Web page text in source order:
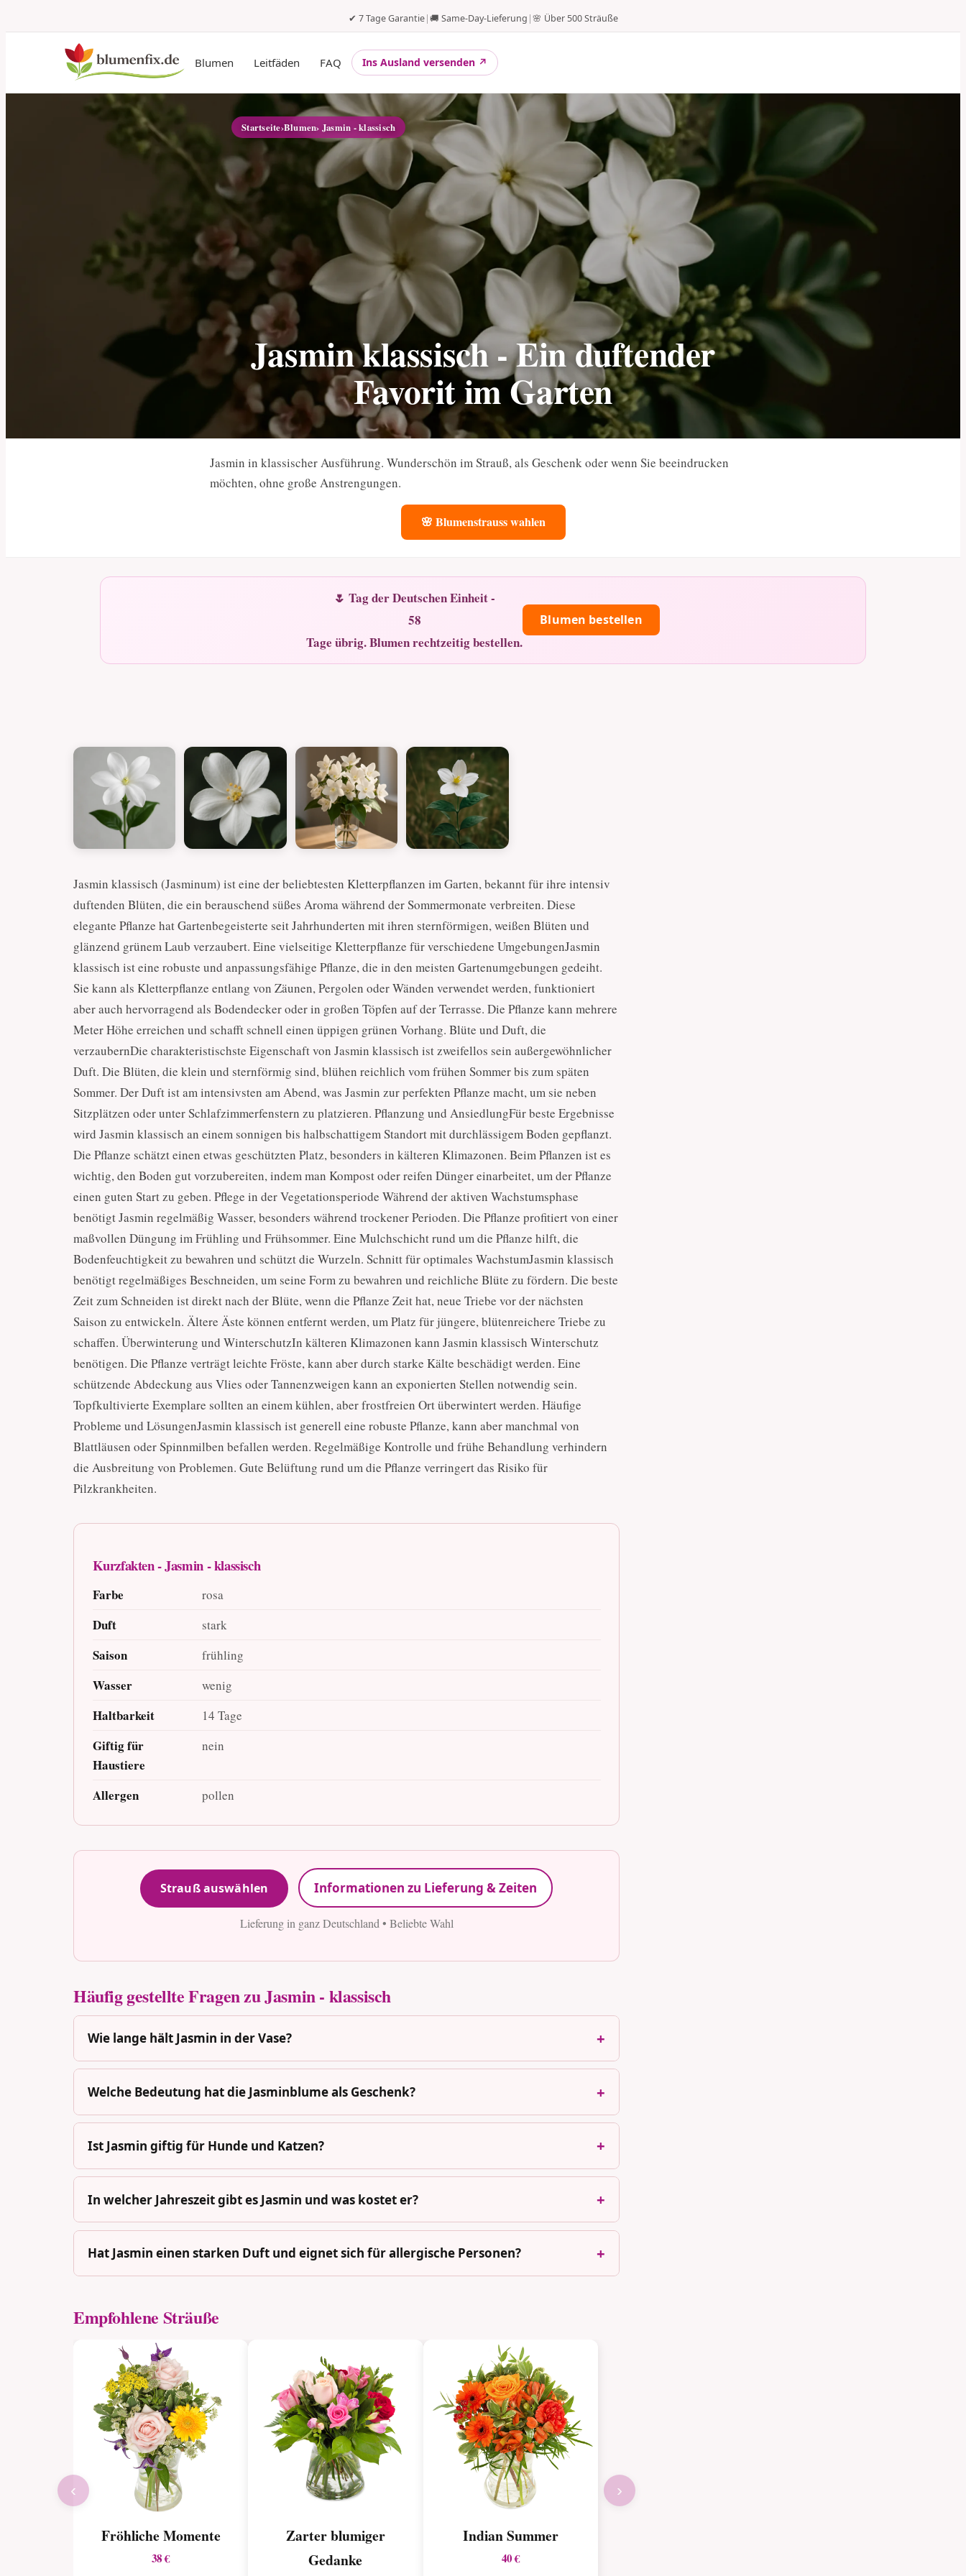
✔ 7 Tage Garantie|🚚 Same-Day-Lieferung |🌸 Über 500 Sträuße
Blumen Leitfäden FAQ Ins Ausland versenden ↗
Startseite›Blumen› Jasmin - klassisch
Jasmin klassisch - Ein duftender
Favorit im Garten
Jasmin in klassischer Ausführung. Wunderschön im Strauß, als Geschenk oder wenn Sie beeindrucken
möchten, ohne große Anstrengungen.
🌸 Blumenstrauss wahlen
🌷 Tag der Deutschen Einheit -
58
Tage übrig. Blumen rechtzeitig bestellen.
Blumen bestellen
Jasmin klassisch (Jasminum) ist eine der beliebtesten Kletterpflanzen im Garten, bekannt für ihre intensiv
duftenden Blüten, die ein berauschend süßes Aroma während der Sommermonate verbreiten. Diese
elegante Pflanze hat Gartenbegeisterte seit Jahrhunderten mit ihren sternförmigen, weißen Blüten und
glänzend grünem Laub verzaubert. Eine vielseitige Kletterpflanze für verschiedene UmgebungenJasmin
klassisch ist eine robuste und anpassungsfähige Pflanze, die in den meisten Gartenumgebungen gedeiht.
Sie kann als Kletterpflanze entlang von Zäunen, Pergolen oder Wänden verwendet werden, funktioniert
aber auch hervorragend als Bodendecker oder in großen Töpfen auf der Terrasse. Die Pflanze kann mehrere
Meter Höhe erreichen und schafft schnell einen üppigen grünen Vorhang. Blüte und Duft, die
verzaubernDie charakteristischste Eigenschaft von Jasmin klassisch ist zweifellos sein außergewöhnlicher
Duft. Die Blüten, die klein und sternförmig sind, blühen reichlich vom frühen Sommer bis zum späten
Sommer. Der Duft ist am intensivsten am Abend, was Jasmin zur perfekten Pflanze macht, um sie neben
Sitzplätzen oder unter Schlafzimmerfenstern zu platzieren. Pflanzung und AnsiedlungFür beste Ergebnisse
wird Jasmin klassisch an einem sonnigen bis halbschattigem Standort mit durchlässigem Boden gepflanzt.
Die Pflanze schätzt einen etwas geschützten Platz, besonders in kälteren Klimazonen. Beim Pflanzen ist es
wichtig, den Boden gut vorzubereiten, indem man Kompost oder reifen Dünger einarbeitet, um der Pflanze
einen guten Start zu geben. Pflege in der Vegetationsperiode Während der aktiven Wachstumsphase
benötigt Jasmin regelmäßig Wasser, besonders während trockener Perioden. Die Pflanze profitiert von einer
maßvollen Düngung im Frühling und Frühsommer. Eine Mulchschicht rund um die Pflanze hilft, die
Bodenfeuchtigkeit zu bewahren und schützt die Wurzeln. Schnitt für optimales WachstumJasmin klassisch
benötigt regelmäßiges Beschneiden, um seine Form zu bewahren und reichliche Blüte zu fördern. Die beste
Zeit zum Schneiden ist direkt nach der Blüte, wenn die Pflanze Zeit hat, neue Triebe vor der nächsten
Saison zu entwickeln. Ältere Äste können entfernt werden, um Platz für jüngere, blütenreichere Triebe zu
schaffen. Überwinterung und WinterschutzIn kälteren Klimazonen kann Jasmin klassisch Winterschutz
benötigen. Die Pflanze verträgt leichte Fröste, kann aber durch starke Kälte beschädigt werden. Eine
schützende Abdeckung aus Vlies oder Tannenzweigen kann an exponierten Stellen notwendig sein.
Topfkultivierte Exemplare sollten an einem kühlen, aber frostfreien Ort überwintert werden. Häufige
Probleme und LösungenJasmin klassisch ist generell eine robuste Pflanze, kann aber manchmal von
Blattläusen oder Spinnmilben befallen werden. Regelmäßige Kontrolle und frühe Behandlung verhindern
die Ausbreitung von Problemen. Gute Belüftung rund um die Pflanze verringert das Risiko für
Pilzkrankheiten.
Kurzfakten - Jasmin - klassisch
Farbe rosa
Duft stark
Saison frühling
Wasser wenig
Haltbarkeit 14 Tage
Giftig für
Haustiere
nein
Allergen pollen
Strauß auswählen Informationen zu Lieferung & Zeiten
Lieferung in ganz Deutschland • Beliebte Wahl
Häufig gestellte Fragen zu Jasmin - klassisch
Wie lange hält Jasmin in der Vase?
Welche Bedeutung hat die Jasminblume als Geschenk?
Ist Jasmin giftig für Hunde und Katzen?
In welcher Jahreszeit gibt es Jasmin und was kostet er?
Hat Jasmin einen starken Duft und eignet sich für allergische Personen?
Empfohlene Sträuße
Fröhliche Momente
38 €
Zarter blumiger
Gedanke
Indian Summer
40 €
‹ ›